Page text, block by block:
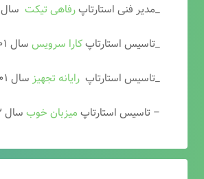
_مدیر فنی استارتاپرفاهی تیکت سال ۱۴۰۰
_تاسیس استارتاپکارا سرویس سال ۱۴۰۱
_تاسیس استارتاپ رایانه تجهیز سال ۱۴۰۱
– تاسیس استارتاپ میزبان خوب سال ۱۴۰۲